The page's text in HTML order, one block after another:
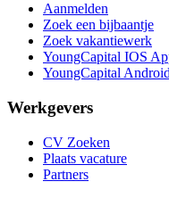
Aanmelden
Zoek een bijbaantje
Zoek vakantiewerk
YoungCapital IOS
YoungCapital
Werkgevers
CV Zoeken
Plaats vacature
Partners